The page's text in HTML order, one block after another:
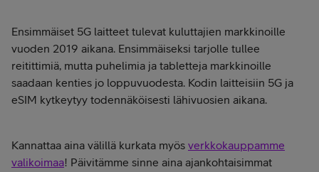
Ensimmäiset 5G laitteet tulevat kuluttajien markkinoille
vuoden 2019 aikana. Ensimmäiseksi tarjolle tullee
reitittimiä, mutta puhelimia ja tabletteja markkinoille
saadaan kenties jo loppuvuodesta. Kodin laitteisiin 5G ja
eSIM kytkeytyy todennäköisesti lähivuosien aikana.
Kannattaa aina välillä kurkata myös verkkokauppamme
valikoimaa! Päivitämme sinne aina ajankohtaisimmat